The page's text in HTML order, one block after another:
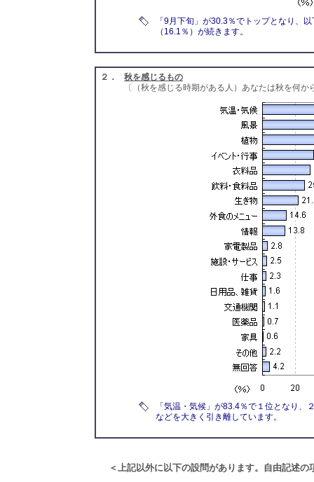
「9月下旬」が30.3％でトップとなり、
（16.1％）が続きます。
２．
秋を感じるもの
〔（秋を感じる時期がある人）あなたは秋を何
「気温・気候」が83.4％で１位となり
などを大きく引き離しています。
＜上記以外に以下の設問があります。自由記述の